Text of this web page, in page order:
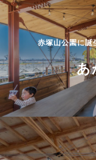
赤塚山公園に誕
あ